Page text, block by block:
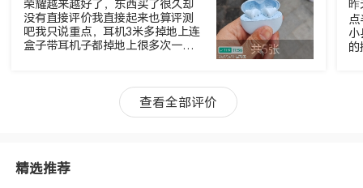
荣耀越来越好了，东西买了很久却
没有直接评价我直接起来也算评测
吧我只说重点，耳机3米多掉地上连
盒子带耳机子都掉地上很多次一点
天上来一点问题没有继续使用。太
神奇了。最后说颜值很不错干干净
净，高大尚。我总结从售后服务线
会选择荣耀手机，耳机以及其他荣
共5张
昨
小
的
查看全部评价
精选推荐